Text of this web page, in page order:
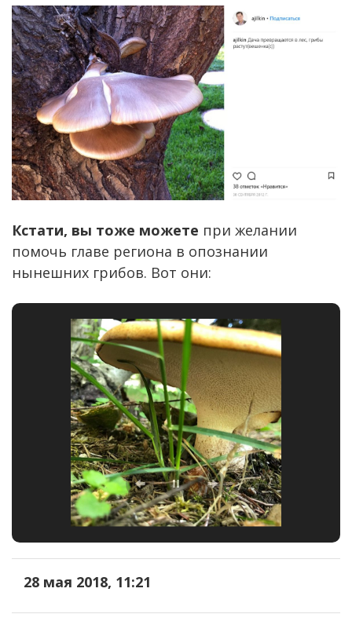
Кстати, вы тоже можете при желании
помочь главе региона в опознании
нынешних грибов. Вот они:
28 мая 2018, 11:21